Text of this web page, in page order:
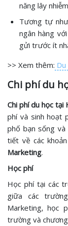
năng lây
Tương tự
ngân hàng
gửi trước ít
>> Xem thêm:
Chi phí du
Chi phí du học tại
phí và sinh hoạt
phố bạn sống
tiết về các
Marketing.
Học phí
Học phí tại các
giữa các
Marketing, học
trường và